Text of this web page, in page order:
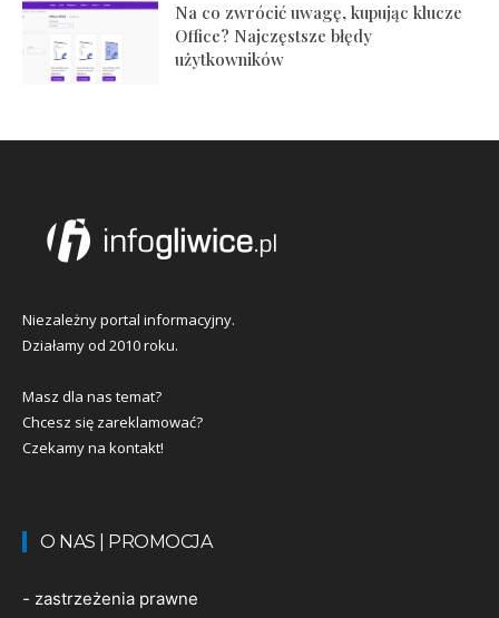
Na co zwrócić uwagę, kupując klucze
Office? Najczęstsze błędy
użytkowników
Niezależny portal informacyjny.
Działamy od 2010 roku.
Masz dla nas temat?
Chcesz się zareklamować?
Czekamy na kontakt!
O NAS | PROMOCJA
- zastrzeżenia prawne